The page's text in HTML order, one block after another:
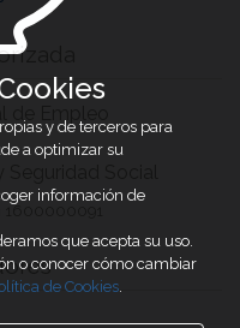
1600000091
y de terceros para
a optimizar su
información de
que acepta su uso.
o conocer cómo cambiar
de Cookies.